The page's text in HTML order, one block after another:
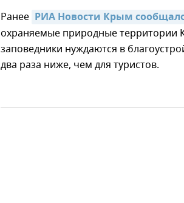
Ранее РИА Новости Крым
охраняемые природные территории
заповедники нуждаются в
два раза ниже, чем для туристов.